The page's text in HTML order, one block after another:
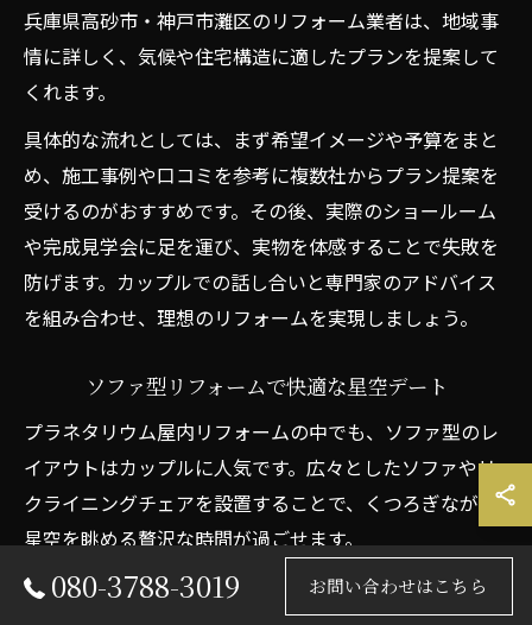
兵庫県高砂市・神戸市灘区のリフォーム業者は、地域事
情に詳しく、気候や住宅構造に適したプランを提案して
くれます。
具体的な流れとしては、まず希望イメージや予算をまと
め、施工事例や口コミを参考に複数社からプラン提案を
受けるのがおすすめです。その後、実際のショールーム
や完成見学会に足を運び、実物を体感することで失敗を
防げます。カップルでの話し合いと専門家のアドバイス
を組み合わせ、理想のリフォームを実現しましょう。
ソファ型リフォームで快適な星空デート
プラネタリウム屋内リフォームの中でも、ソファ型のレ
イアウトはカップルに人気です。広々としたソファやリ
クライニングチェアを設置することで、くつろぎながら
星空を眺める贅沢な時間が過ごせます。
快適性を重視した座り心地や、間接照明との組み合わせ
が雰囲気づくりのポイントです。
080-3788-3019 お問い合わせはこちら